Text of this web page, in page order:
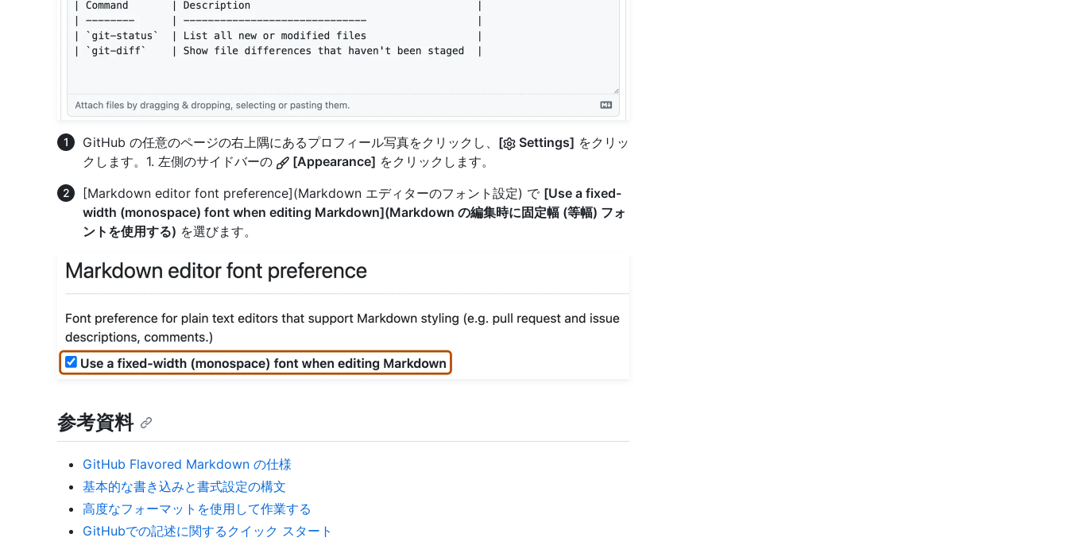
GitHub の任意のページの右上隅にあるプロフィール写真をクリックし、 [ Settings] をクリッ
クします。1. 左側のサイドバーの
[Appearance] をクリックします。
[Markdown editor font preference](Markdown エディターのフォント設定) で [Use a fixed-
width (monospace) font when editing Markdown](Markdown の編集時に固定幅 (等幅) フォ
ントを使用する) を選びます。
参考資料
GitHub Flavored Markdown の仕様
基本的な書き込みと書式設定の構文
高度なフォーマットを使用して作業する
GitHubでの記述に関するクイック スタート